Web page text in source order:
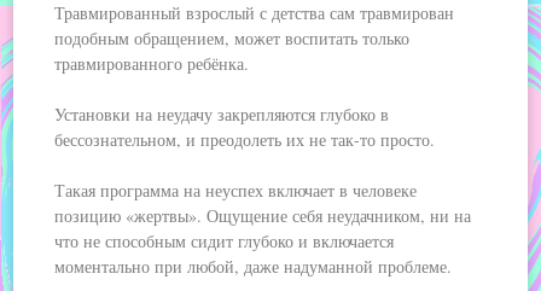
Травмированный взрослый с детства сам травмирован
подобным обращением, может воспитать только
травмированного ребёнка.
Установки на неудачу закрепляются глубоко в
бессознательном, и преодолеть их не так-то просто.
Такая программа на неуспех включает в человеке
позицию «жертвы». Ощущение себя неудачником, ни на
что не способным сидит глубоко и включается
моментально при любой, даже надуманной проблеме.